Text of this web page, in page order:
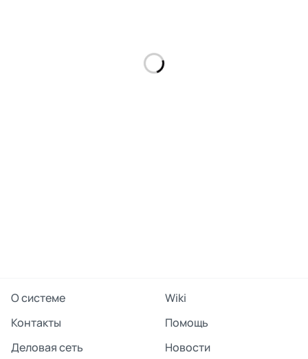
О системе
Wiki
Контакты
Помощь
Деловая сеть
Новости